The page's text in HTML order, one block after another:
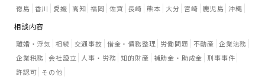
徳島 香川 愛媛 高知 福岡 佐賀 長崎 熊本 大分 宮崎 鹿児島 沖縄
相談内容
離婚・浮気 相続 交通事故 借金・債務整理 労働問題 不動産 企業法務
企業税務 会社設立 人事・労務 知的財産 補助金・助成金 刑事事件
許認可 その他